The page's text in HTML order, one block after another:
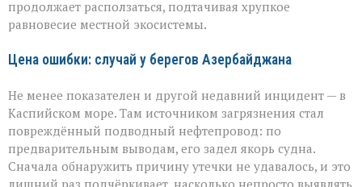
продолжает расползаться, подтачивая хрупкое
равновесие местной экосистемы.
Цена ошибки: случай у берегов Азербайджана
Не менее показателен и другой недавний инцидент — в
Каспийском море. Там источником загрязнения стал
повреждённый подводный нефтепровод: по
предварительным выводам, его задел якорь судна.
Сначала обнаружить причину утечки не удавалось, и это